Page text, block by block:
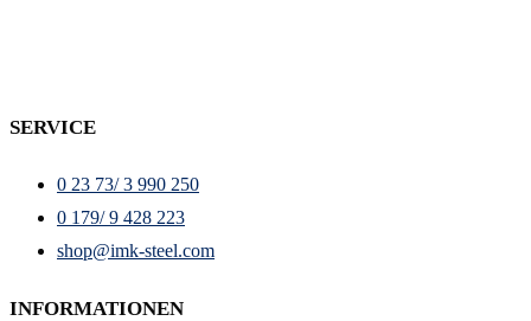
SERVICE
0 23 73/ 3 990 250
0 179/ 9 428 223
shop@imk-steel.com
INFORMATIONEN